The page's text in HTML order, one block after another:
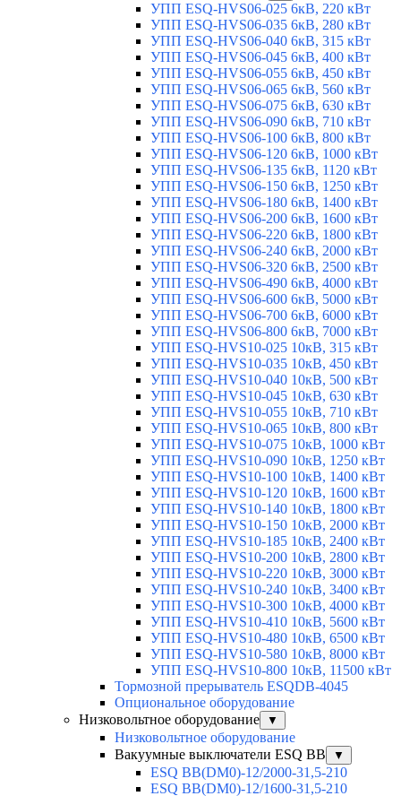
УПП ESQ-HVS06-025 6кВ, 220 кВт
УПП ESQ-HVS06-035 6кВ, 280 кВт
УПП ESQ-HVS06-040 6кВ, 315 кВт
УПП ESQ-HVS06-045 6кВ, 400 кВт
УПП ESQ-HVS06-055 6кВ, 450 кВт
УПП ESQ-HVS06-065 6кВ, 560 кВт
УПП ESQ-HVS06-075 6кВ, 630 кВт
УПП ESQ-HVS06-090 6кВ, 710 кВт
УПП ESQ-HVS06-100 6кВ, 800 кВт
УПП ESQ-HVS06-120 6кВ, 1000 кВт
УПП ESQ-HVS06-135 6кВ, 1120 кВт
УПП ESQ-HVS06-150 6кВ, 1250 кВт
УПП ESQ-HVS06-180 6кВ, 1400 кВт
УПП ESQ-HVS06-200 6кВ, 1600 кВт
УПП ESQ-HVS06-220 6кВ, 1800 кВт
УПП ESQ-HVS06-240 6кВ, 2000 кВт
УПП ESQ-HVS06-320 6кВ, 2500 кВт
УПП ESQ-HVS06-490 6кВ, 4000 кВт
УПП ESQ-HVS06-600 6кВ, 5000 кВт
УПП ESQ-HVS06-700 6кВ, 6000 кВт
УПП ESQ-HVS06-800 6кВ, 7000 кВт
УПП ESQ-HVS10-025 10кВ, 315 кВт
УПП ESQ-HVS10-035 10кВ, 450 кВт
УПП ESQ-HVS10-040 10кВ, 500 кВт
УПП ESQ-HVS10-045 10кВ, 630 кВт
УПП ESQ-HVS10-055 10кВ, 710 кВт
УПП ESQ-HVS10-065 10кВ, 800 кВт
УПП ESQ-HVS10-075 10кВ, 1000 кВт
УПП ESQ-HVS10-090 10кВ, 1250 кВт
УПП ESQ-HVS10-100 10кВ, 1400 кВт
УПП ESQ-HVS10-120 10кВ, 1600 кВт
УПП ESQ-HVS10-140 10кВ, 1800 кВт
УПП ESQ-HVS10-150 10кВ, 2000 кВт
УПП ESQ-HVS10-185 10кВ, 2400 кВт
УПП ESQ-HVS10-200 10кВ, 2800 кВт
УПП ESQ-HVS10-220 10кВ, 3000 кВт
УПП ESQ-HVS10-240 10кВ, 3400 кВт
УПП ESQ-HVS10-300 10кВ, 4000 кВт
УПП ESQ-HVS10-410 10кВ, 5600 кВт
УПП ESQ-HVS10-480 10кВ, 6500 кВт
УПП ESQ-HVS10-580 10кВ, 8000 кВт
УПП ESQ-HVS10-800 10кВ, 11500 кВт
Тормозной прерыватель ESQDB-4045
Опциональное оборудование
Низковольтное оборудование
▼
Низковольтное оборудование
Вакуумные выключатели ESQ BB
▼
ESQ ВВ(DM0)-12/2000-31,5-210
ESQ ВВ(DM0)-12/1600-31,5-210